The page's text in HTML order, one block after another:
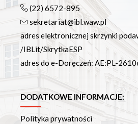
(22) 6572-895
sekretariat@ibl.waw.pl
adres elektronicznej skrzynki
/IBLit/SkrytkaESP
adres do e-Doręczeń: AE:PL-
DODATKOWE INFORMACJE:
Polityka prywatności